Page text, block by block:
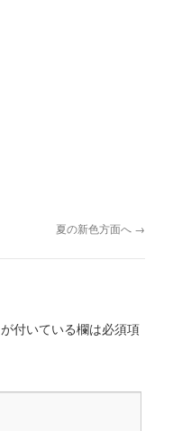
夏の新色方面へ →
が付いている欄は必須項